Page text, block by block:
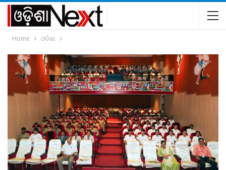
Home ଓଡିଶା